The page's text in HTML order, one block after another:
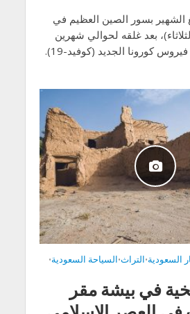
الشهير بسور الصين العظيم في
بعد غلقه لحوالي شهرين
بسبب تفشي مرض فيروس كورونا الجديد (كوفيد-19).
السعودية•التراث•السياحة السعودية•
في بيشة مقر